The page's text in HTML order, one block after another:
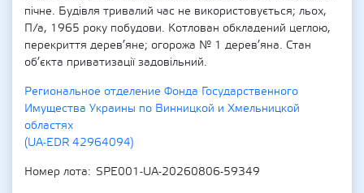
пічне. Будівля тривалий час не використовується; льох,
П/а, 1965 року побудови. Котлован обкладений цеглою,
перекриття дерев’яне; огорожа № 1 дерев’яна. Стан
об’єкта приватизації задовільний.
Региональное отделение Фонда Государственного
Имущества Украины по Винницкой и Хмельницкой
областях
(UA-EDR 42964094)
Номер лота
SPE001-UA-20260806-59349